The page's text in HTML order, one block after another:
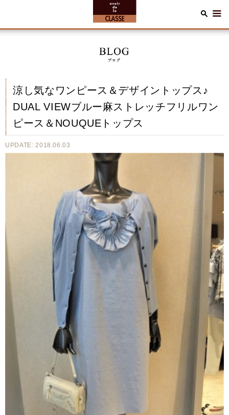
涼し気なワンピース＆デザイントップス♪
DUAL VIEWブルー麻ストレッチフリルワン
ピース＆NOUQUEトップス
UPDATE: 2018.06.03